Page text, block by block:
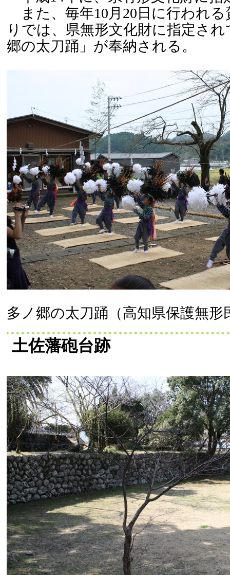
また、毎年10月20日に行われる
りでは、県無形文化財に指定さ
郷の太刀踊」が奉納される。
多ノ郷の太刀踊（高知県保護無形
土佐藩砲台跡